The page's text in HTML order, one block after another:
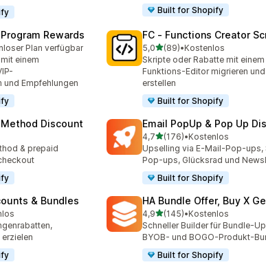
Built for Shopify
Rewards
Plan verfügbar
einem
und Empfehlungen
FC ‑ Functions Creator
5,0von 5 Sternen
(89)
89 Rezensionen insgesamt
•Kostenlos
Skripte oder Rabatte mit einem
Funktions-Editor migrieren und
erstellen
Built for Shopify
Discount
& prepaid
Email PopUp & Pop Up
4,7von 5 Sternen
(176)
176 Rezensionen insgesamt
•Kostenlos
Upselling via E-Mail-Pop-ups,
Pop-ups, Glücksrad und
Built for Shopify
& Bundles HA Bundle Offer, Buy X
4,9von 5 Sternen
(145)
145 Rezensionen insgesamt
•Kostenlos
Schneller Builder für Bundle-
BYOB- und BOGO-Produkt-
Built for Shopify